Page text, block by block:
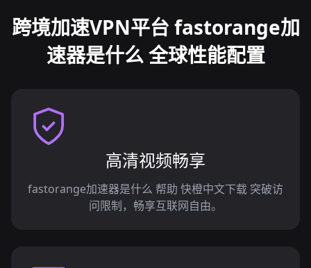
跨境加速VPN平台 fastorange加
速器是什么 全球性能配置
高清视频畅享
fastorange加速器是什么 帮助 快橙中文下载 突破访
问限制，畅享互联网自由。